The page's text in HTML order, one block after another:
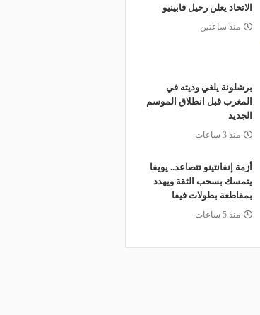
الاتحاد يعلن رحيل فابينيو
منذ ساعتين
برشلونة يلغي وديته في
المغرب قبل انطلاق الموسم
الجديد
منذ 3 ساعات
أزمة إنفانتينو تتصاعد.. يويفا
يتمسك بسحب الثقة ويهدد
بمقاطعة بطولات فيفا
منذ 5 ساعات